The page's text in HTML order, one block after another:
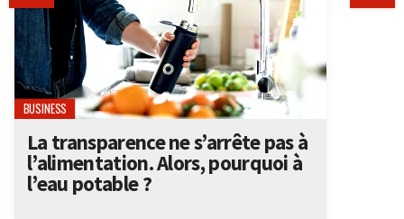
BUSINESS
La transparence ne s’arrête pas à
l’alimentation. Alors, pourquoi à
l’eau potable ?